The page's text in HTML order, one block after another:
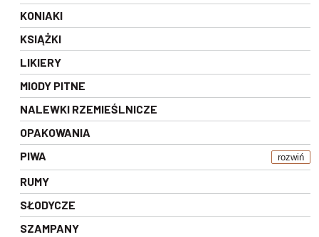
KONIAKI
KSIĄŻKI
LIKIERY
MIODY PITNE
NALEWKI RZEMIEŚLNICZE
OPAKOWANIA
PIWA
rozwiń
RUMY
SŁODYCZE
SZAMPANY